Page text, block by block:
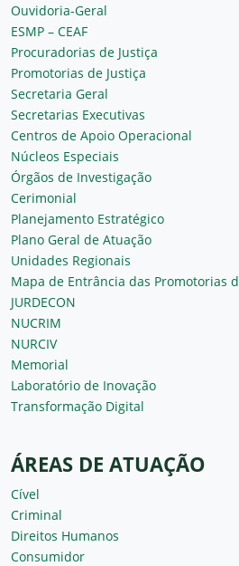
Ouvidoria-Geral
ESMP – CEAF
Procuradorias de Justiça
Promotorias de Justiça
Secretaria Geral
Secretarias Executivas
Centros de Apoio Operacional
Núcleos Especiais
Órgãos de Investigação
Cerimonial
Planejamento Estratégico
Plano Geral de Atuação
Unidades Regionais
Mapa de Entrância das Promotorias
JURDECON
NUCRIM
NURCIV
Memorial
Laboratório de Inovação
Transformação Digital
ÁREAS DE ATUAÇÃO
Cível
Criminal
Direitos Humanos
Consumidor